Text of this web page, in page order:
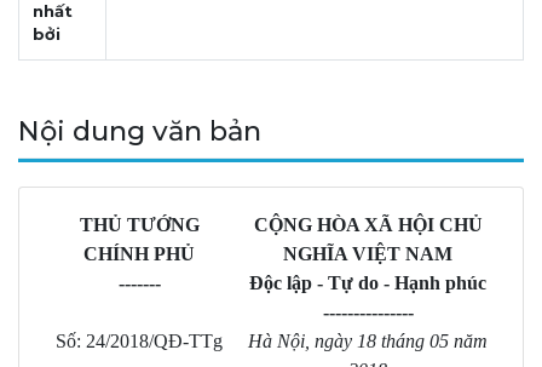
nhất
bởi
Nội dung văn bản
THỦ TƯỚNG
CHÍNH PHỦ
-------
CỘNG HÒA XÃ HỘI CHỦ
NGHĨA VIỆT NAM
Độc lập - Tự do - Hạnh phúc
---------------
Số: 24/2018/QĐ-TTg
Hà Nội, ngày 18 tháng 05 năm